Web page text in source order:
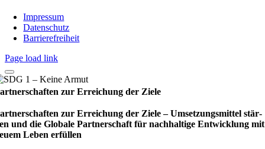
Impressum
Datenschutz
Barrierefreiheit
Page load link
zur Erreichung der Ziele
zur Erreichung der Ziele – Umset­zungs­mit­tel stär­
und die Glo­bale Part­ner­schaft für nach­hal­tige Ent­wick­lung mit
Leben erfül­len